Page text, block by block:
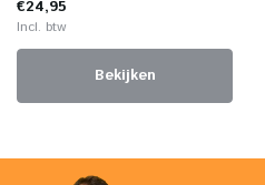
€24,95
Incl. btw
Bekijken